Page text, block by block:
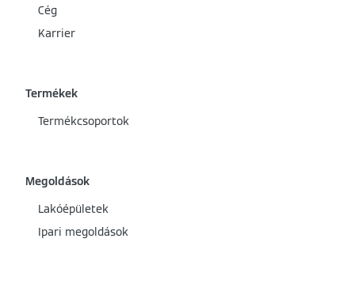
Cég
Karrier
Termékek
Termékcsoportok
Megoldások
Lakóépületek
Ipari megoldások